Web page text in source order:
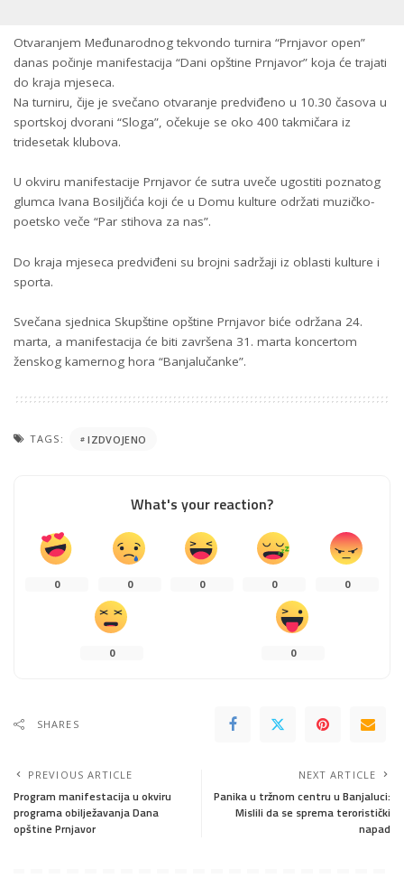
Otvaranjem Međunarodnog tekvondo turnira “Prnjavor open”
danas počinje manifestacija “Dani opštine Prnjavor” koja će trajati
do kraja mjeseca.
Na turniru, čije je svečano otvaranje predviđeno u 10.30 časova u
sportskoj dvorani “Sloga”, očekuje se oko 400 takmičara iz
tridesetak klubova.
U okviru manifestacije Prnjavor će sutra uveče ugostiti poznatog
glumca Ivana Bosiljčića koji će u Domu kulture održati muzičko-
poetsko veče “Par stihova za nas”.
Do kraja mjeseca predviđeni su brojni sadržaji iz oblasti kulture i
sporta.
Svečana sjednica Skupštine opštine Prnjavor biće održana 24.
marta, a manifestacija će biti završena 31. marta koncertom
ženskog kamernog hora “Banjalučanke”.
TAGS: IZDVOJENO
What's your reaction?
0 0 0 0 0
0 0
SHARES
PREVIOUS ARTICLE
Program manifestacija u okviru
programa obilježavanja Dana
opštine Prnjavor
NEXT ARTICLE
Panika u tržnom centru u Banjaluci:
Mislili da se sprema teroristički
napad